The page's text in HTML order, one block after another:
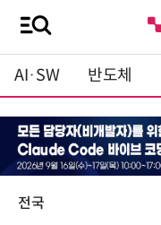
AI·SW 반도체
전국